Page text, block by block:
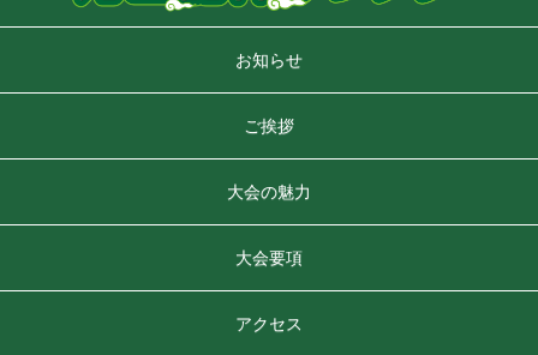
お知らせ
ご挨拶
大会の魅力
大会要項
アクセス